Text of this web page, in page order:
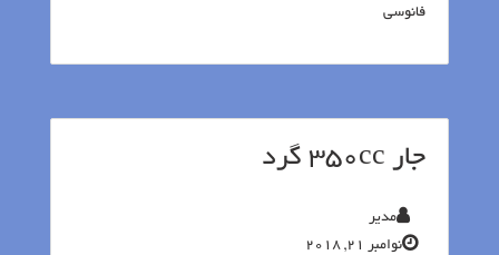
فانوسی
جار 350cc گرد
مدیر
نوامبر 21, 2018